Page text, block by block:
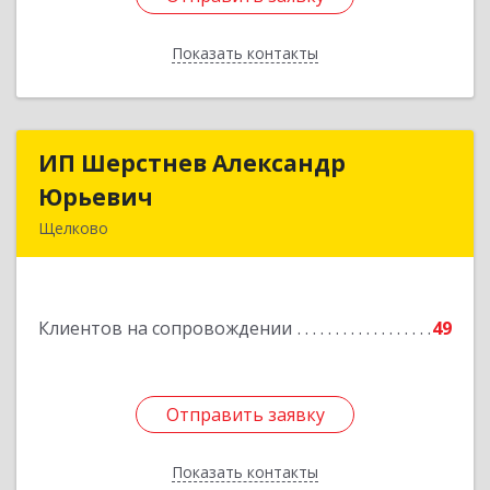
Показать контакты
Назад
ИП Шерстнев Александр
Юрьевич
Щелково
Клиентов на сопровождении 49
Отправить заявку
Показать контакты
ИП Шерстнев Александр
Подробнее
Отправить заявку
Назад